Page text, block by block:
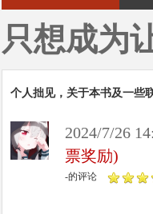
只想成为
个人拙见，关于本书及一些
2024/7/26
票奖励)
-的评论